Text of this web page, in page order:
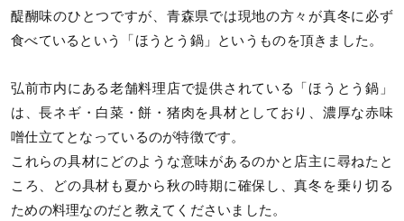
醍醐味のひとつですが、青森県では現地の方々が真冬に必ず
食べているという「ほうとう鍋」というものを頂きました。
弘前市内にある老舗料理店で提供されている「ほうとう鍋」
は、長ネギ・白菜・餅・猪肉を具材としており、濃厚な赤味
噌仕立てとなっているのが特徴です。
これらの具材にどのような意味があるのかと店主に尋ねたと
ころ、どの具材も夏から秋の時期に確保し、真冬を乗り切る
ための料理なのだと教えてくださいました。